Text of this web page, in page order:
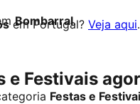
Bombarral.
em Portugal? Veja aqui.
e Festivais
Festas e